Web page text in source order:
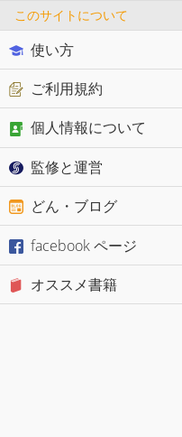
このサイトについて
使い方
ご利用規約
個人情報について
監修と運営
どん・ブログ
facebook ページ
オススメ書籍